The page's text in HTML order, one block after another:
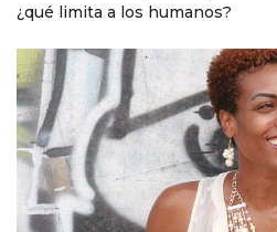
¿qué limita a los humanos?